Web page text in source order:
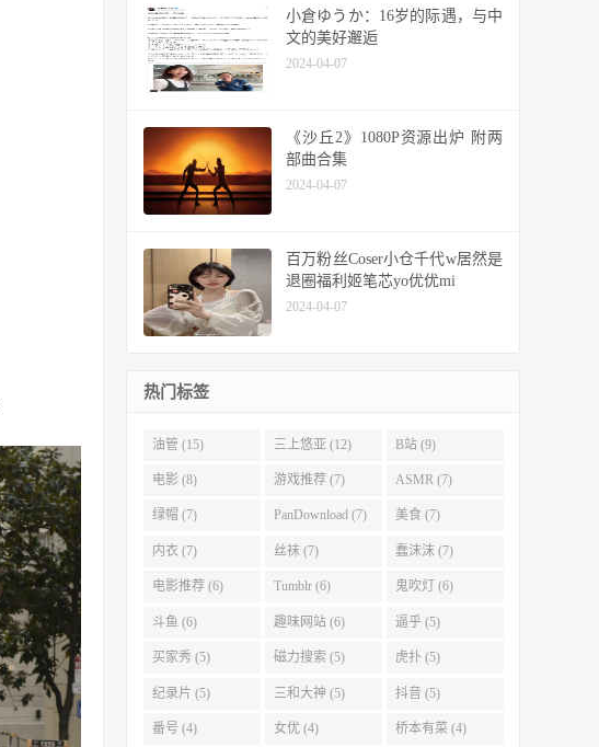
小倉ゆうか：16岁的际遇，与中
文的美好邂逅
2024-04-07
《沙丘2》1080P资源出炉 附两
部曲合集
2024-04-07
百万粉丝Coser小仓千代w居然是
退圈福利姬笔芯yo优优mi
2024-04-07
热门标签
油管 (15) 三上悠亚 (12) B站 (9)
电影 (8) 游戏推荐 (7) ASMR (7)
绿帽 (7) PanDownload (7) 美食 (7)
内衣 (7) 丝袜 (7) 蠢沫沫 (7)
电影推荐 (6) Tumblr (6) 鬼吹灯 (6)
斗鱼 (6) 趣味网站 (6) 逼乎 (5)
买家秀 (5) 磁力搜索 (5) 虎扑 (5)
纪录片 (5) 三和大神 (5) 抖音 (5)
番号 (4) 女优 (4) 桥本有菜 (4)